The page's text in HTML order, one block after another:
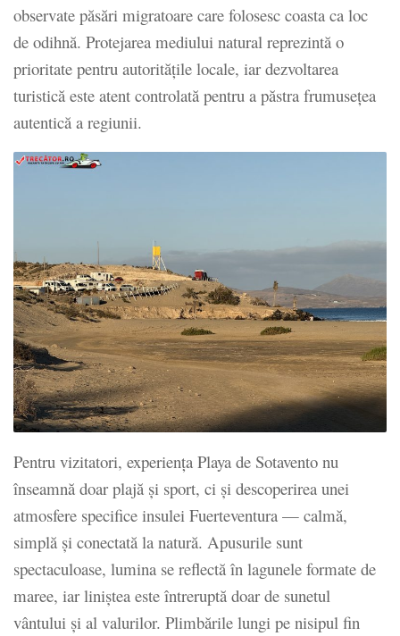
observate păsări migratoare care folosesc coasta ca loc
de odihnă. Protejarea mediului natural reprezintă o
prioritate pentru autoritățile locale, iar dezvoltarea
turistică este atent controlată pentru a păstra frumusețea
autentică a regiunii.
Pentru vizitatori, experiența Playa de Sotavento nu
înseamnă doar plajă și sport, ci și descoperirea unei
atmosfere specifice insulei Fuerteventura — calmă,
simplă și conectată la natură. Apusurile sunt
spectaculoase, lumina se reflectă în lagunele formate de
maree, iar liniștea este întreruptă doar de sunetul
vântului și al valurilor. Plimbările lungi pe nisipul fin